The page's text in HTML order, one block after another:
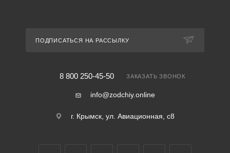
ПОДПИСАТЬСЯ НА РАССЫЛКУ
8 800 250-45-50 ЗАКАЗАТЬ ЗВОНОК
info@zodchiy.online
г. Крымск, ул. Авиационная, с8